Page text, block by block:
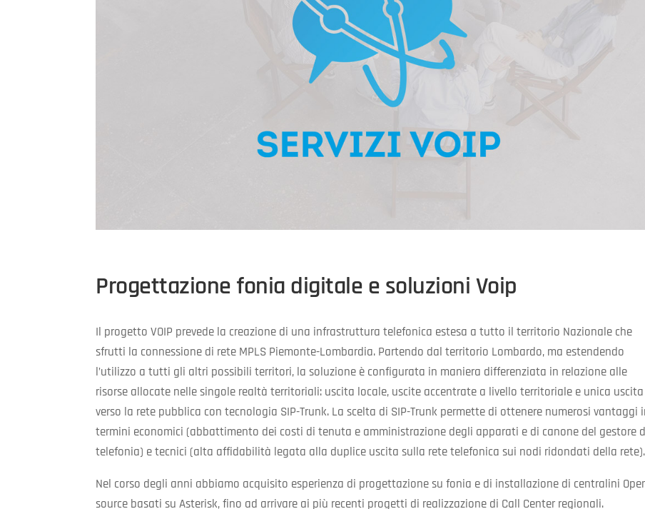
Progettazione fonia digitale e soluzioni Voip
Il progetto VOIP prevede la creazione di una infrastruttura telefonica estesa a tutto il territorio Nazionale che
sfrutti la connessione di rete MPLS Piemonte-Lombardia. Partendo dal territorio Lombardo, ma estendendo
l’utilizzo a tutti gli altri possibili territori, la soluzione è configurata in maniera differenziata in relazione alle
risorse allocate nelle singole realtà territoriali: uscita locale, uscite accentrate a livello territoriale e unica uscita
verso la rete pubblica con tecnologia SIP-Trunk. La scelta di SIP-Trunk permette di ottenere numerosi vantaggi
termini economici (abbattimento dei costi di tenuta e amministrazione degli apparati e di canone del gestore
telefonia) e tecnici (alta affidabilità legata alla duplice uscita sulla rete telefonica sui nodi ridondati della rete).
Nel corso degli anni abbiamo acquisito esperienza di progettazione su fonia e di installazione di centralini
source basati su Asterisk, fino ad arrivare ai più recenti progetti di realizzazione di Call Center regionali.